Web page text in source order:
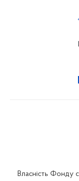
Власність Фонду